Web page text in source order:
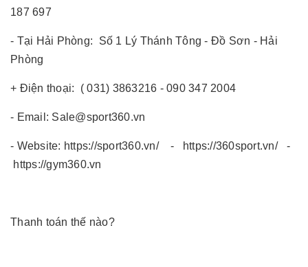
187 697
- Tại Hải Phòng: Số 1 Lý Thánh Tông - Đồ Sơn - Hải
Phòng
+ Điện thoại: ( 031) 3863216 - 090 347 2004
- Email: Sale@sport360.vn
- Website: https://sport360.vn/ - https://360sport.vn/ -
https://gym360.vn
Thanh toán thế nào?